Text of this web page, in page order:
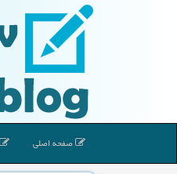
صفحه اصلی